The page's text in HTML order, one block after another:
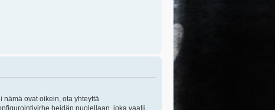
nämä ovat oikein, ota yhteyttä
heidän puolellaan, joka vaatii